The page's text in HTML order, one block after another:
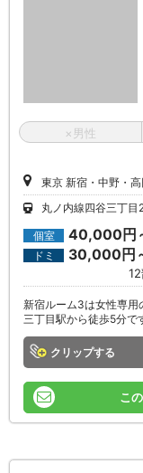
×男性
東京 新宿・中野・高
丸ノ内線四谷三丁目
個室 40,000円
ドミ 30,000円
新宿ルーム3は女性専用
三丁目駅から徒歩5分で
クリップ
こ